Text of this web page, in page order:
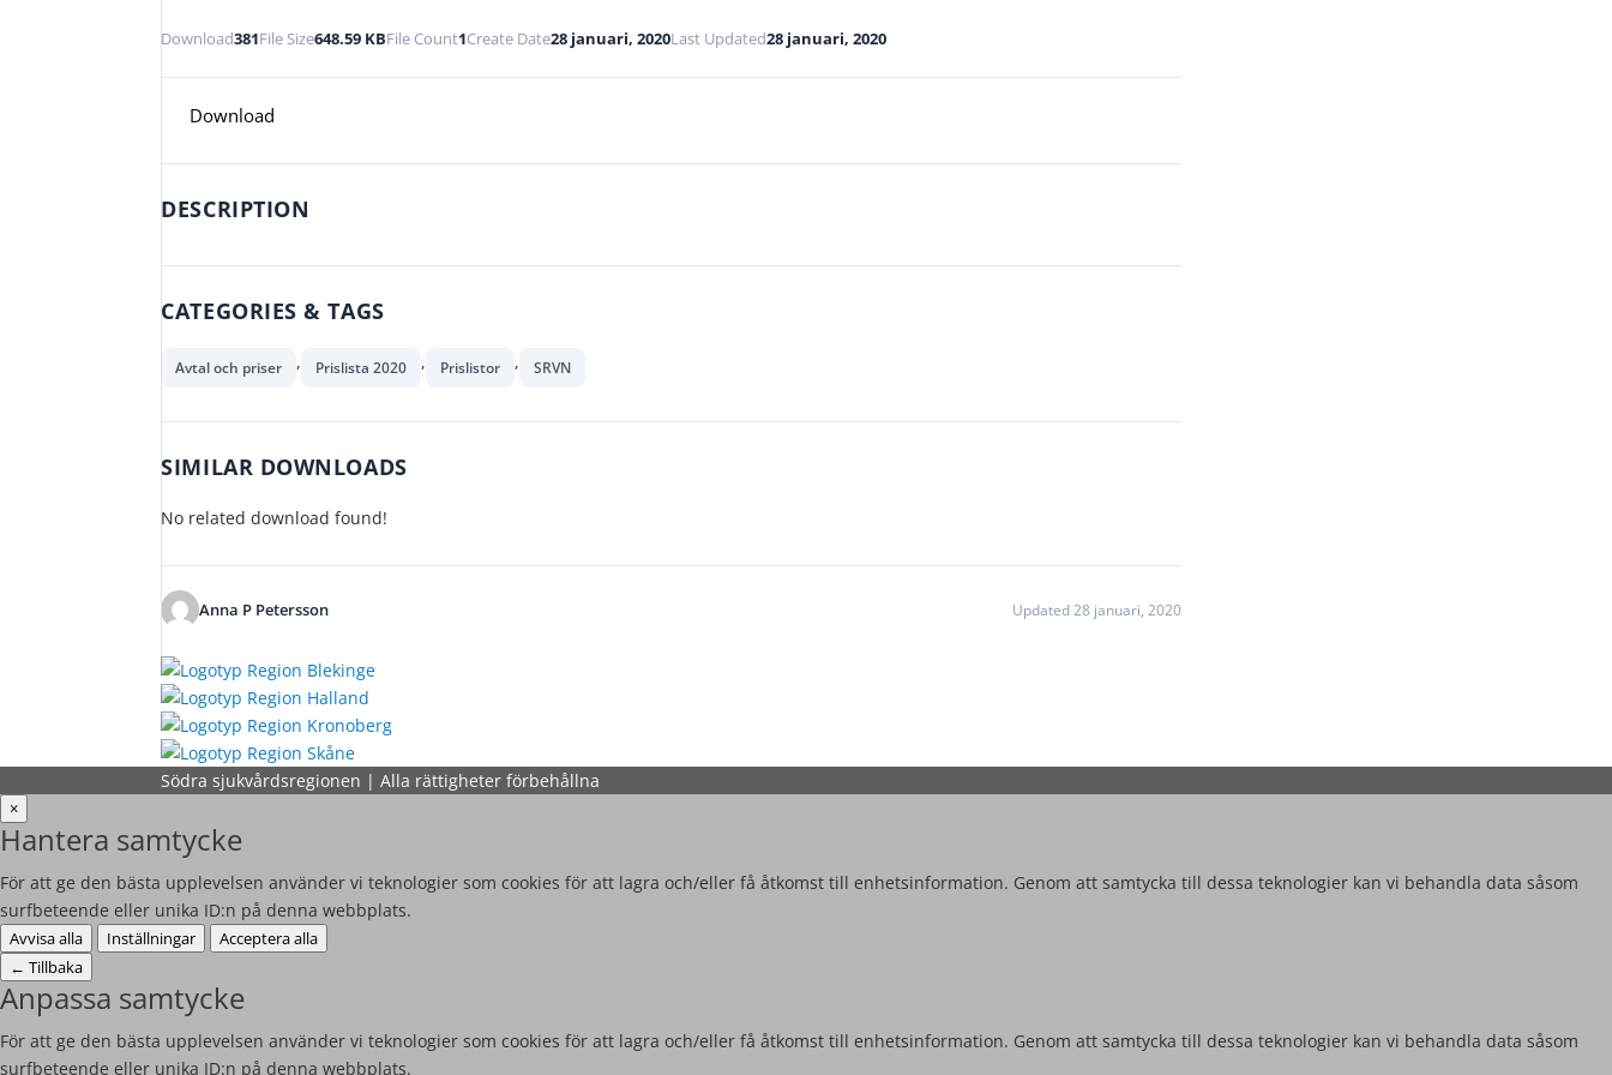
Download381File Size648.59 KBFile Count1Create Date28 januari, 2020Last Updated28 januari, 2020
Download
DESCRIPTION
CATEGORIES & TAGS
Avtal och priser , Prislista 2020 , Prislistor , SRVN
SIMILAR DOWNLOADS
No related download found!
Anna P Petersson Updated 28 januari, 2020
Södra sjukvårdsregionen | Alla rättigheter förbehållna
×
Hantera samtycke
För att ge den bästa upplevelsen använder vi teknologier som cookies för att lagra och/eller få åtkomst till enhetsinformation. Genom att samtycka till dessa teknologier kan vi behandla data såsom
surfbeteende eller unika ID:n på denna webbplats.
Avvisa alla Inställningar
Acceptera alla
← Tillbaka
Anpassa samtycke
För att ge den bästa upplevelsen använder vi teknologier som cookies för att lagra och/eller få åtkomst till enhetsinformation. Genom att samtycka till dessa teknologier kan vi behandla data såsom
surfbeteende eller unika ID:n på denna webbplats.